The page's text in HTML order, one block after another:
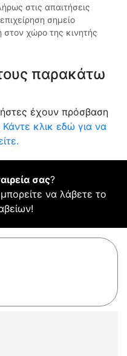
στις απαιτήσεις
σημείο
στον χώρο της κινητής
παρακάτω
έχουν πρόσβαση
Κάντε κλικ εδώ για να
σας?
να λάβετε το